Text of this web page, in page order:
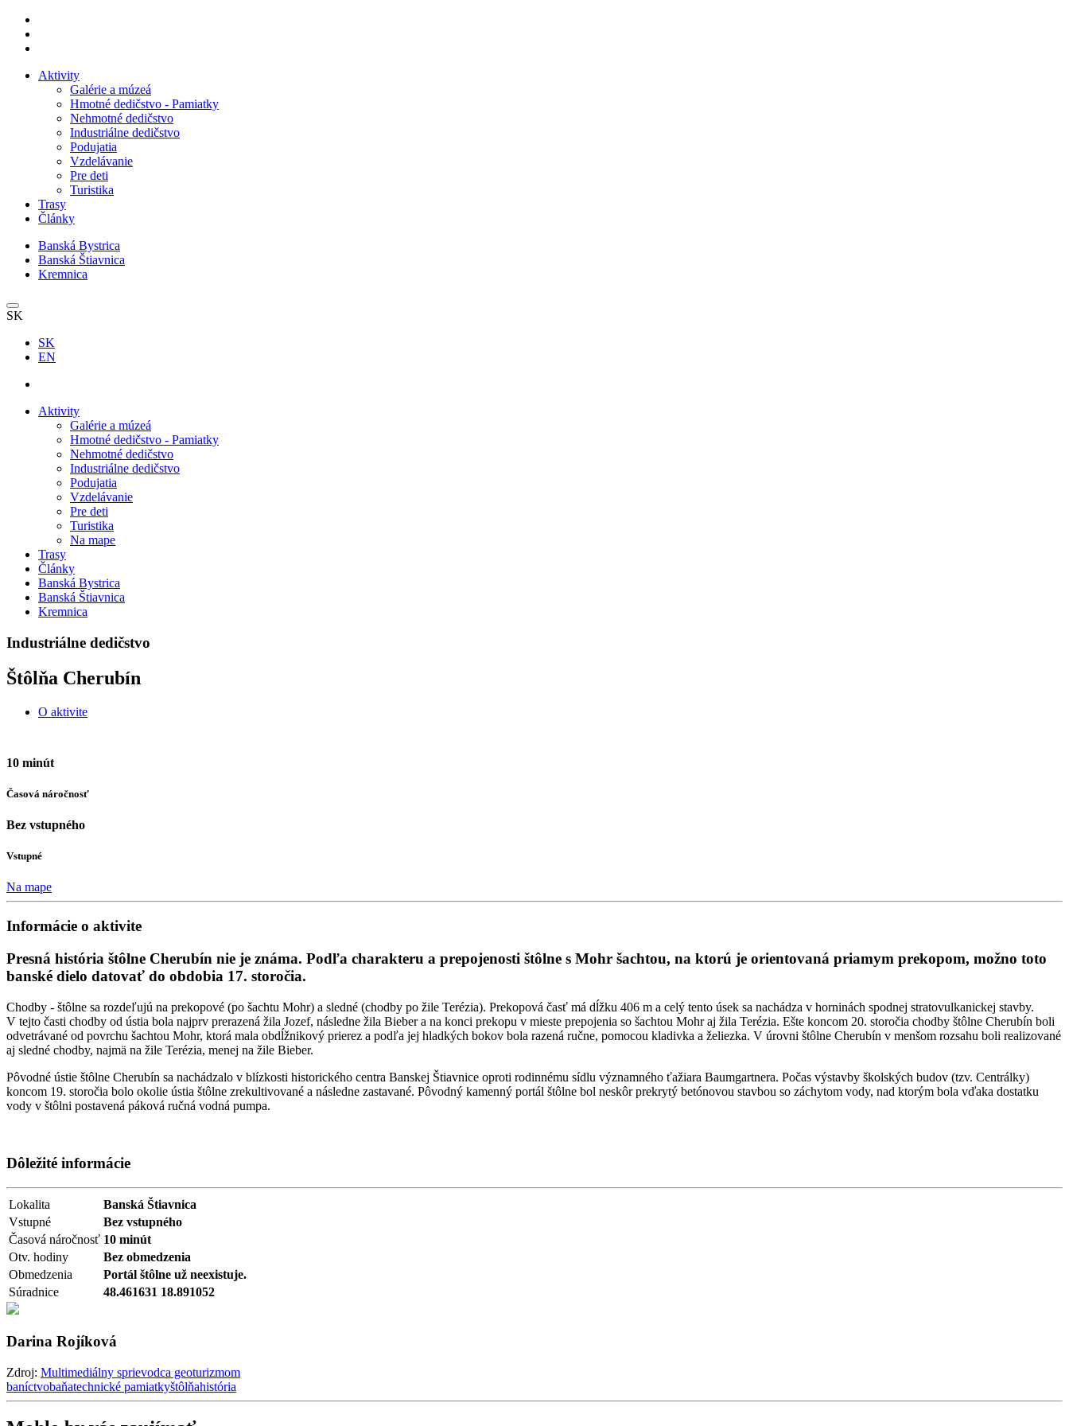
Aktivity
Galérie a múzeá
Hmotné dedičstvo - Pamiatky
Nehmotné dedičstvo
Industriálne dedičstvo
Podujatia
Vzdelávanie
Pre deti
Turistika
Trasy
Články
Banská Bystrica
Banská Štiavnica
Kremnica
SK
SK
EN
Aktivity
Galérie a múzeá
Hmotné dedičstvo - Pamiatky
Nehmotné dedičstvo
Industriálne dedičstvo
Podujatia
Vzdelávanie
Pre deti
Turistika
Na mape
Trasy
Články
Banská Bystrica
Banská Štiavnica
Kremnica
Industriálne dedičstvo
Štôlňa Cherubín
O aktivite
10 minút
Časová náročnosť
Bez vstupného
Vstupné
Na mape
Informácie o aktivite
Presná história štôlne Cherubín nie je známa. Podľa charakteru a prepojenosti štôlne s Mohr šachtou, na ktorú je orientovaná priamym prekopom, možno toto
banské dielo datovať do obdobia 17. storočia.
Chodby - štôlne sa rozdeľujú na prekopové (po šachtu Mohr) a sledné (chodby po žile Terézia). Prekopová časť má dĺžku 406 m a celý tento úsek sa nachádza v horninách spodnej stratovulkanickej stavby.
V tejto časti chodby od ústia bola najprv prerazená žila Jozef, následne žila Bieber a na konci prekopu v mieste prepojenia so šachtou Mohr aj žila Terézia. Ešte koncom 20. storočia chodby štôlne Cherubín boli
odvetrávané od povrchu šachtou Mohr, ktorá mala obdĺžnikový prierez a podľa jej hladkých bokov bola razená ručne, pomocou kladivka a želiezka. V úrovni štôlne Cherubín v menšom rozsahu boli realizované
aj sledné chodby, najmä na žile Terézia, menej na žile Bieber.
Pôvodné ústie štôlne Cherubín sa nachádzalo v blízkosti historického centra Banskej Štiavnice oproti rodinnému sídlu významného ťažiara Baumgartnera. Počas výstavby školských budov (tzv. Centrálky)
koncom 19. storočia bolo okolie ústia štôlne zrekultivované a následne zastavané. Pôvodný kamenný portál štôlne bol neskôr prekrytý betónovou stavbou so záchytom vody, nad ktorým bola vďaka dostatku
vody v štôlni postavená páková ručná vodná pumpa.
Dôležité informácie
Lokalita
Banská Štiavnica
Vstupné
Bez vstupného
Časová náročnosť 10 minút
Otv. hodiny
Bez obmedzenia
Obmedzenia
Portál štôlne už neexistuje.
Súradnice
48.461631 18.891052
Darina Rojíková
Zdroj: Multimediálny sprievodca geoturizmom
baníctvobaňatechnické pamiatkyštôlňahistória